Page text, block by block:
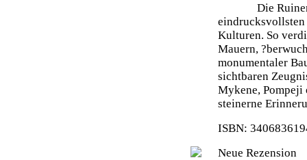
Die
eindrucksvollsten
Kulturen. So
Mauern,
monumentaler
sichtbaren
Mykene, Pompeji
steinerne
ISBN:
Neue Rezension